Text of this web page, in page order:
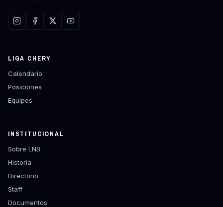
LIGA CHERY
Calendario
Posiciones
Equipos
INSTITUCIONAL
Sobre LNB
Historia
Directorio
Staff
Documentos